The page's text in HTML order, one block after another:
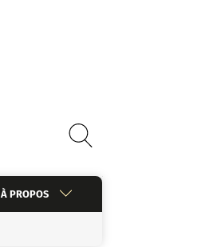
À PROPOS